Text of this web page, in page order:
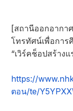
[สถานีออกอากา
โทรทัศน์เพื่อการ
“เวิร์คช็อปสร้าง
https://
ตอน/te/